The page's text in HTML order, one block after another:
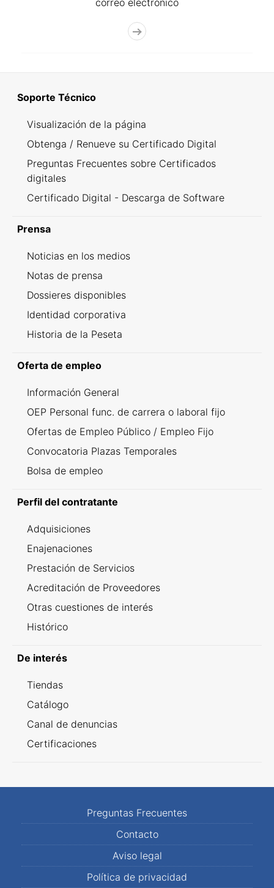
correo electrónico
Soporte Técnico
Visualización de la página
Obtenga / Renueve su Certificado Digital
Preguntas Frecuentes sobre Certificados
digitales
Certificado Digital - Descarga de Software
Prensa
Noticias en los medios
Notas de prensa
Dossieres disponibles
Identidad corporativa
Historia de la Peseta
Oferta de empleo
Información General
OEP Personal func. de carrera o laboral fijo
Ofertas de Empleo Público / Empleo Fijo
Convocatoria Plazas Temporales
Bolsa de empleo
Perfil del contratante
Adquisiciones
Enajenaciones
Prestación de Servicios
Acreditación de Proveedores
Otras cuestiones de interés
Histórico
De interés
Tiendas
Catálogo
Canal de denuncias
Certificaciones
Preguntas Frecuentes
Contacto
Aviso legal
Política de privacidad